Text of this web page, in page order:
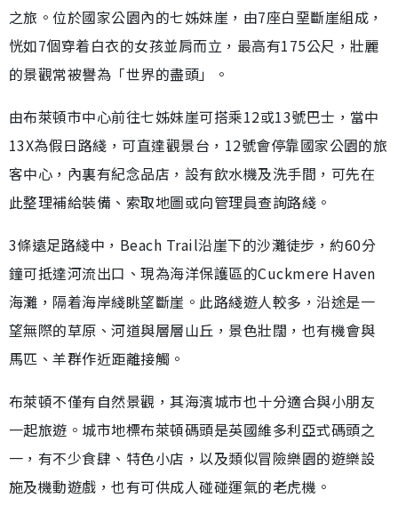
之旅。位於國家公園內的七姊妹崖，由7座白堊斷崖組成，
恍如7個穿着白衣的女孩並肩而立，最高有175公尺，壯麗
的景觀常被譽為「世界的盡頭」。
由布萊頓市中心前往七姊妹崖可搭乘12或13號巴士，當中
13X為假日路綫，可直達觀景台，12號會停靠國家公園的旅
客中心，內裏有紀念品店，設有飲水機及洗手間，可先在
此整理補給裝備、索取地圖或向管理員查詢路綫。
3條遠足路綫中，Beach Trail沿崖下的沙灘徒步，約60分
鐘可抵達河流出口、現為海洋保護區的Cuckmere Haven
海灘，隔着海岸綫眺望斷崖。此路綫遊人較多，沿途是一
望無際的草原、河道與層層山丘，景色壯闊，也有機會與
馬匹、羊群作近距離接觸。
布萊頓不僅有自然景觀，其海濱城市也十分適合與小朋友
一起旅遊。城市地標布萊頓碼頭是英國維多利亞式碼頭之
一，有不少食肆、特色小店，以及類似冒險樂園的遊樂設
施及機動遊戲，也有可供成人碰碰運氣的老虎機。